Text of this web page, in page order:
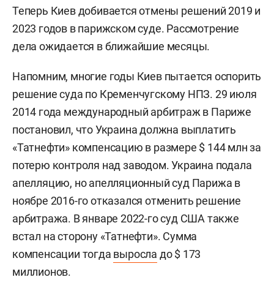
Теперь Киев добивается отмены решений 2019 и
2023 годов в парижском суде. Рассмотрение
дела ожидается в ближайшие месяцы.
Напомним, многие годы Киев пытается оспорить
решение суда по Кременчугскому НПЗ. 29 июля
2014 года международный арбитраж в Париже
постановил, что Украина должна выплатить
«Татнефти» компенсацию в размере $ 144 млн за
потерю контроля над заводом. Украина подала
апелляцию, но апелляционный суд Парижа в
ноябре 2016-го отказался отменить решение
арбитража. В январе 2022-го суд США также
встал на сторону «Татнефти». Сумма
компенсации тогда выросла до $ 173
миллионов.